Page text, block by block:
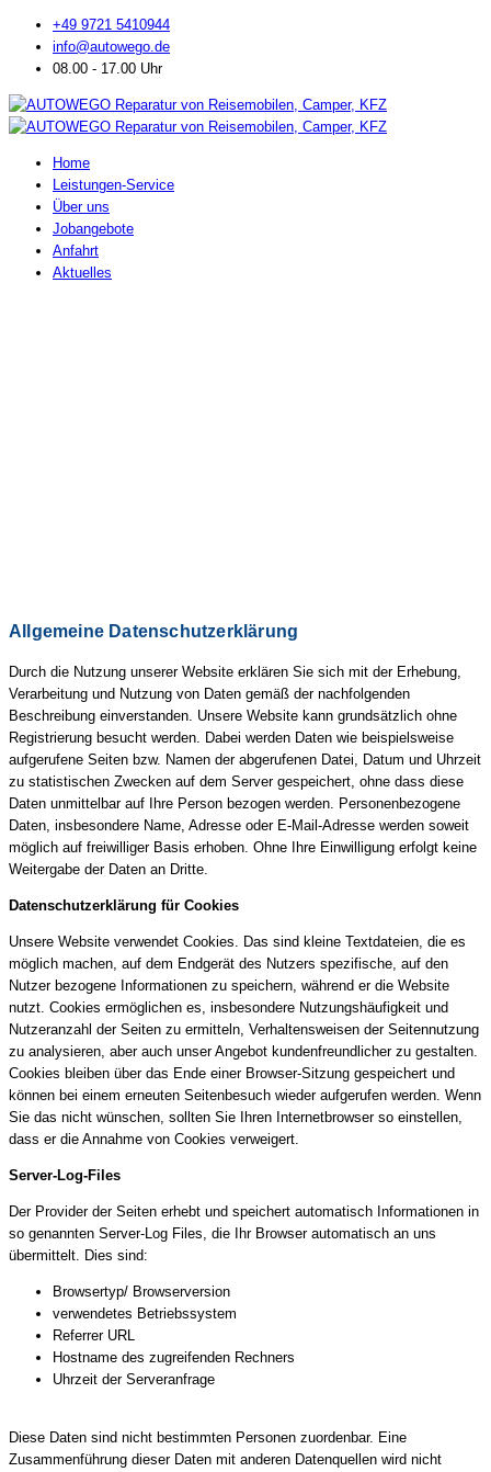
+49 9721 5410944
info@autowego.de
08.00 - 17.00 Uhr
Home
Leistungen-Service
Über uns
Jobangebote
Anfahrt
Aktuelles
Allgemeine Datenschutzerklärung
Durch die Nutzung unserer Website erklären Sie sich mit der Erhebung,
Verarbeitung und Nutzung von Daten gemäß der nachfolgenden
Beschreibung einverstanden. Unsere Website kann grundsätzlich ohne
Registrierung besucht werden. Dabei werden Daten wie beispielsweise
aufgerufene Seiten bzw. Namen der abgerufenen Datei, Datum und Uhrzeit
zu statistischen Zwecken auf dem Server gespeichert, ohne dass diese
Daten unmittelbar auf Ihre Person bezogen werden. Personenbezogene
Daten, insbesondere Name, Adresse oder E-Mail-Adresse werden soweit
möglich auf freiwilliger Basis erhoben. Ohne Ihre Einwilligung erfolgt keine
Weitergabe der Daten an Dritte.
Datenschutzerklärung für Cookies
Unsere Website verwendet Cookies. Das sind kleine Textdateien, die es
möglich machen, auf dem Endgerät des Nutzers spezifische, auf den
Nutzer bezogene Informationen zu speichern, während er die Website
nutzt. Cookies ermöglichen es, insbesondere Nutzungshäufigkeit und
Nutzeranzahl der Seiten zu ermitteln, Verhaltensweisen der Seitennutzung
zu analysieren, aber auch unser Angebot kundenfreundlicher zu gestalten.
Cookies bleiben über das Ende einer Browser-Sitzung gespeichert und
können bei einem erneuten Seitenbesuch wieder aufgerufen werden. Wenn
Sie das nicht wünschen, sollten Sie Ihren Internetbrowser so einstellen,
dass er die Annahme von Cookies verweigert.
Server-Log-Files
Der Provider der Seiten erhebt und speichert automatisch Informationen in
so genannten Server-Log Files, die Ihr Browser automatisch an uns
übermittelt. Dies sind:
Browsertyp/ Browserversion
verwendetes Betriebssystem
Referrer URL
Hostname des zugreifenden Rechners
Uhrzeit der Serveranfrage
Diese Daten sind nicht bestimmten Personen zuordenbar. Eine
Zusammenführung dieser Daten mit anderen Datenquellen wird nicht